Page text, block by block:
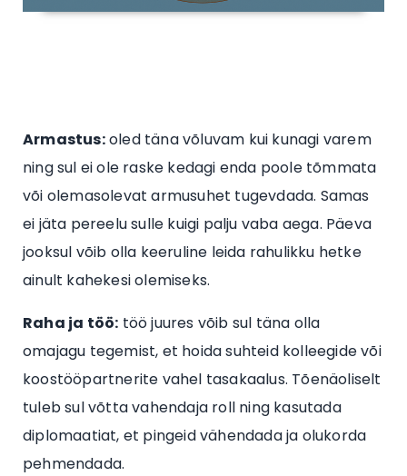
Armastus:oled täna võluvam kui kunagi varem
ning sul ei ole raske kedagi enda poole tõmmata
või olemasolevat armusuhet tugevdada. Samas
ei jäta pereelu sulle kuigi palju vaba aega. Päeva
jooksul võib olla keeruline leida rahulikku hetke
ainult kahekesi olemiseks.
Raha ja töö: töö juures võib sul täna olla
omajagu tegemist, et hoida suhteid kolleegide või
koostööpartnerite vahel tasakaalus. Tõenäoliselt
tuleb sul võtta vahendaja roll ning kasutada
diplomaatiat, et pingeid vähendada ja olukorda
pehmendada.